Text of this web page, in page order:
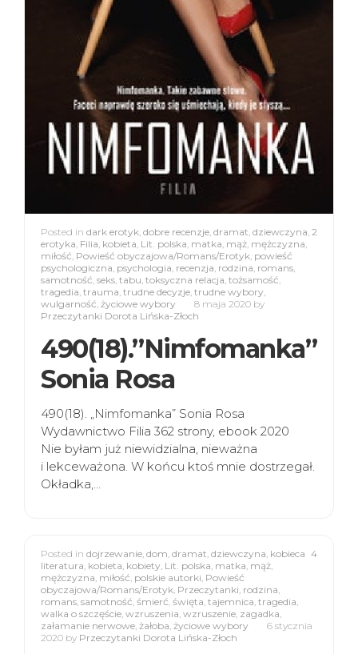
2
Posted in dark erotyk, dobre recenzje, dramat, dziewczyna,
erotyka, Filia, kobieta, Lit. polska, matka, mąż, mężczyzna,
miłość, Powieść obyczajowa/Romans/Erotyk, powieść
psychologiczna, psychologia, recenzja, rodzina, romans,
samotność, seks, tabu, toksyczna relacja, tożsamość,
tragedia, trauma, trudne decyzje, trudne wybory,
wulgarność, życiowe wybory 8 maja 2020 by
Przeczytanki Dorota Lińska-Złoch
490(18).”Nimfomanka”
Sonia Rosa
490(18). „Nimfomanka” Sonia Rosa
Wydawnictwo Filia 362 strony, ebook 2020
Nie byłam już niewidzialna, nieważna
i lekceważona. W końcu ktoś mnie dostrzegał.
Okładka,…
4
Posted in dojrzewanie, dom, dramat, dziewczyna, kobieca
literatura, kobieta, kobiety, Lit. polska, matka, mąż,
mężczyzna, miłość, polskie autorki, Powieść
obyczajowa/Romans/Erotyk, Przeczytanki, rodzina,
romans, samotność, śmierć, święta, tajemnica, tragedia,
walka o szczęście, wzruszenia, wzruszenie, zagadka,
załamanie nerwowe, żałoba, życiowe wybory
6 stycznia
2020 by Przeczytanki Dorota Lińska-Złoch